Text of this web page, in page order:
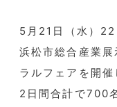
5月21日（水）
浜松市総合産業
ラルフェアを開催
2日間合計で700